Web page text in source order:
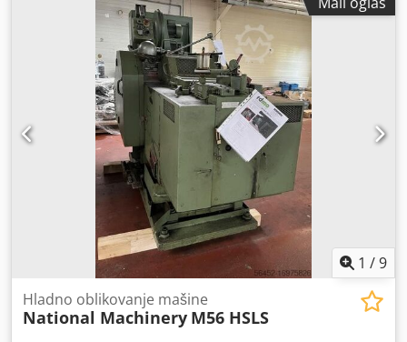
1 /9
Hladno oblikovanje mašine
National Machinery M56 HSLS